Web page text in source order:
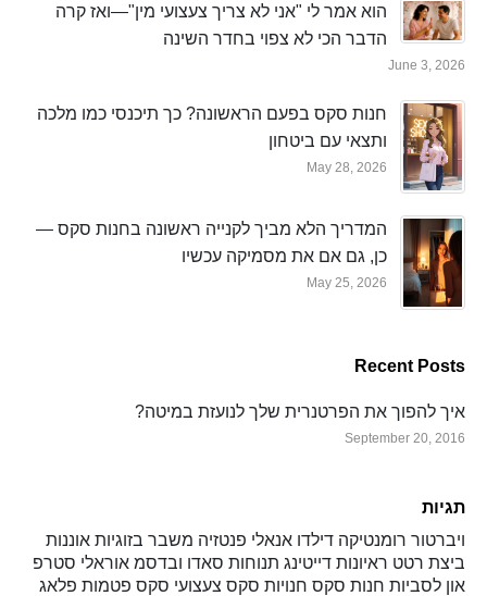
הוא אמר לי "אני לא צריך צעצועי מין"—ואז קרה
הדבר הכי לא צפוי בחדר השינה
June 3, 2026
חנות סקס בפעם הראשונה? כך תיכנסי כמו מלכה
ותצאי עם ביטחון
May 28, 2026
המדריך הלא מביך לקנייה ראשונה בחנות סקס —
כן, גם אם את מסמיקה עכשיו
May 25, 2026
Recent Posts
איך להפוך את הפרטנרית שלך לנועזת במיטה?
September 20, 2016
תגיות
ויברטור רומנטיקה דילדו אנאלי פנטזיה משבר בזוגיות אוננות
ביצת רטט ראיונות דייטינג תנוחות סאדו ובדסמ אוראלי סטרפ
און לסביות חנות סקס חנויות סקס צעצועי סקס פטמות פלאג